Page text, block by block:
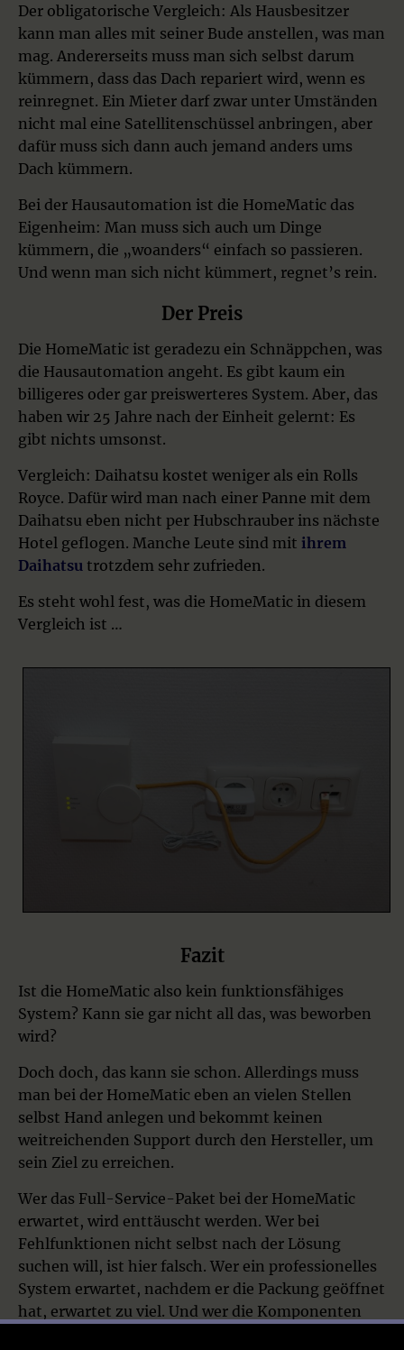
Der obligatorische Vergleich: Als Hausbesitzer
kann man alles mit seiner Bude anstellen, was man
mag. Andererseits muss man sich selbst darum
kümmern, dass das Dach repariert wird, wenn es
reinregnet. Ein Mieter darf zwar unter Umständen
nicht mal eine Satellitenschüssel anbringen, aber
dafür muss sich dann auch jemand anders ums
Dach kümmern.
Bei der Hausautomation ist die HomeMatic das
Eigenheim: Man muss sich auch um Dinge
kümmern, die „woanders“ einfach so passieren.
Und wenn man sich nicht kümmert, regnet’s rein.
Der Preis
Die HomeMatic ist geradezu ein Schnäppchen, was
die Hausautomation angeht. Es gibt kaum ein
billigeres oder gar preiswerteres System. Aber, das
haben wir 25 Jahre nach der Einheit gelernt: Es
gibt nichts umsonst.
Vergleich: Daihatsu kostet weniger als ein Rolls
Royce. Dafür wird man nach einer Panne mit dem
Daihatsu eben nicht per Hubschrauber ins nächste
Hotel geflogen. Manche Leute sind mit ihrem
Daihatsu trotzdem sehr zufrieden.
Es steht wohl fest, was die HomeMatic in diesem
Vergleich ist …
Fazit
Ist die HomeMatic also kein funktionsfähiges
System? Kann sie gar nicht all das, was beworben
wird?
Doch doch, das kann sie schon. Allerdings muss
man bei der HomeMatic eben an vielen Stellen
selbst Hand anlegen und bekommt keinen
weitreichenden Support durch den Hersteller, um
sein Ziel zu erreichen.
Wer das Full-Service-Paket bei der HomeMatic
erwartet, wird enttäuscht werden. Wer bei
Fehlfunktionen nicht selbst nach der Lösung
suchen will, ist hier falsch. Wer ein professionelles
System erwartet, nachdem er die Packung geöffnet
hat, erwartet zu viel. Und wer die Komponenten